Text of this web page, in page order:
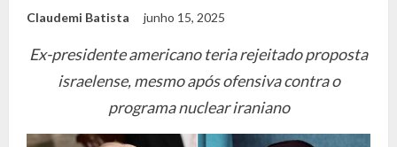
Claudemi Batista junho 15, 2025
Ex-presidente americano teria rejeitado proposta
israelense, mesmo após ofensiva contra o
programa nuclear iraniano